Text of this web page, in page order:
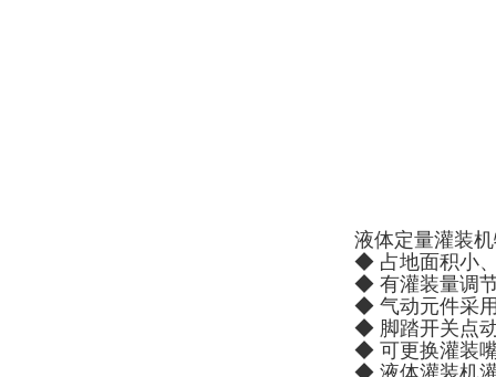
液体定量灌装
◆ 占地面积小
◆ 有灌装量调
◆ 气动元件采
◆ 脚踏开关点
◆ 可更换灌装
◆ 液体灌装机